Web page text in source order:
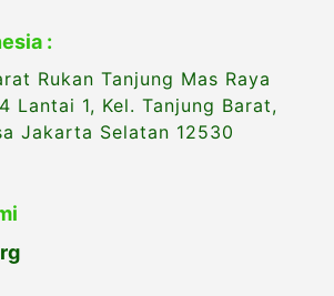
:
Rukan Tanjung Mas Raya
Lantai 1, Kel. Tanjung Barat,
Jakarta Selatan 12530